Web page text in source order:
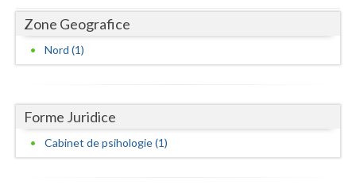
Dolj
Galati
Gorj
Zone Geografice
Nord (1)
Forme Juridice
Cabinet de psihologie (1)